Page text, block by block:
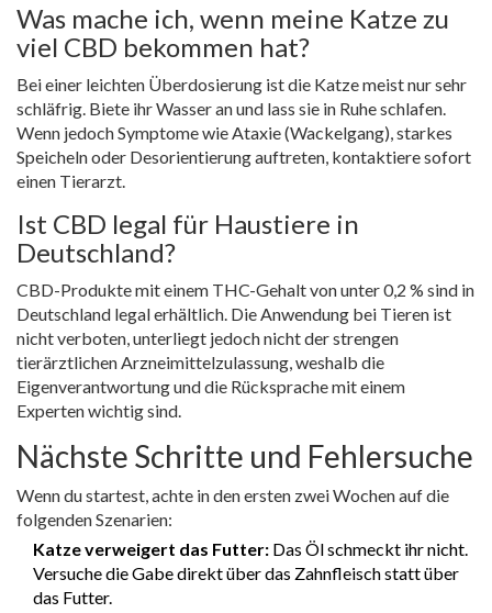
Was mache ich, wenn meine Katze zu
viel CBD bekommen hat?
Bei einer leichten Überdosierung ist die Katze meist nur sehr
schläfrig. Biete ihr Wasser an und lass sie in Ruhe schlafen.
Wenn jedoch Symptome wie Ataxie (Wackelgang), starkes
Speicheln oder Desorientierung auftreten, kontaktiere sofort
einen Tierarzt.
Ist CBD legal für Haustiere in
Deutschland?
CBD-Produkte mit einem THC-Gehalt von unter 0,2 % sind in
Deutschland legal erhältlich. Die Anwendung bei Tieren ist
nicht verboten, unterliegt jedoch nicht der strengen
tierärztlichen Arzneimittelzulassung, weshalb die
Eigenverantwortung und die Rücksprache mit einem
Experten wichtig sind.
Nächste Schritte und Fehlersuche
Wenn du startest, achte in den ersten zwei Wochen auf die
folgenden Szenarien:
Katze verweigert das Futter: Das Öl schmeckt ihr nicht.
Versuche die Gabe direkt über das Zahnfleisch statt über
das Futter.